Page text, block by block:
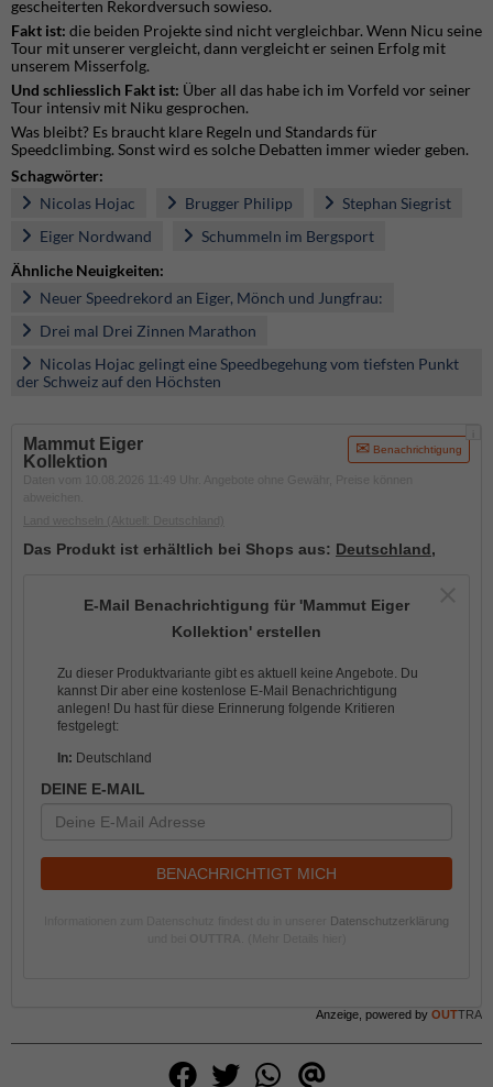
gescheiterten Rekordversuch sowieso.
Fakt ist: die beiden Projekte sind nicht vergleichbar. Wenn Nicu seine
Tour mit unserer vergleicht, dann vergleicht er seinen Erfolg mit
unserem Misserfolg.
Und schliesslich Fakt ist: Über all das habe ich im Vorfeld vor seiner
Tour intensiv mit Niku gesprochen.
Was bleibt? Es braucht klare Regeln und Standards für
Speedclimbing. Sonst wird es solche Debatten immer wieder geben.
Schagwörter:
Nicolas Hojac
Brugger Philipp
Stephan Siegrist
Eiger Nordwand
Schummeln im Bergsport
Ähnliche Neuigkeiten:
Neuer Speedrekord an Eiger, Mönch und Jungfrau:
Drei mal Drei Zinnen Marathon
Nicolas Hojac gelingt eine Speedbegehung vom tiefsten Punkt
der Schweiz auf den Höchsten
Mammut Eiger
Kollektion
Benachrichtigung
Das Produkt ist erhältlich bei Shops aus: Deutschland,
E-Mail Benachrichtigung für 'Mammut Eiger
Kollektion' erstellen
Zu dieser Produktvariante gibt es aktuell keine Angebote. Du
kannst Dir aber eine kostenlose E-Mail Benachrichtigung
anlegen! Du hast für diese Erinnerung folgende Kritieren
festgelegt:
In: Deutschland
DEINE E-MAIL
BENACHRICHTIGT MICH
Datenschutzerklärung
Anzeige, powered by OUTTRA